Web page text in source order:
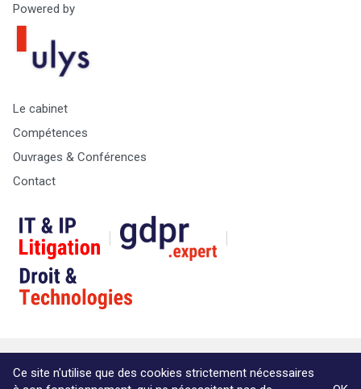
Powered by
Le cabinet
Compétences
Ouvrages & Conférences
Contact
© Copyright Max & Zoé SPRL - Vie Privée -A propos &
informations légales
Ce site n'utilise que des cookies strictement nécessaires